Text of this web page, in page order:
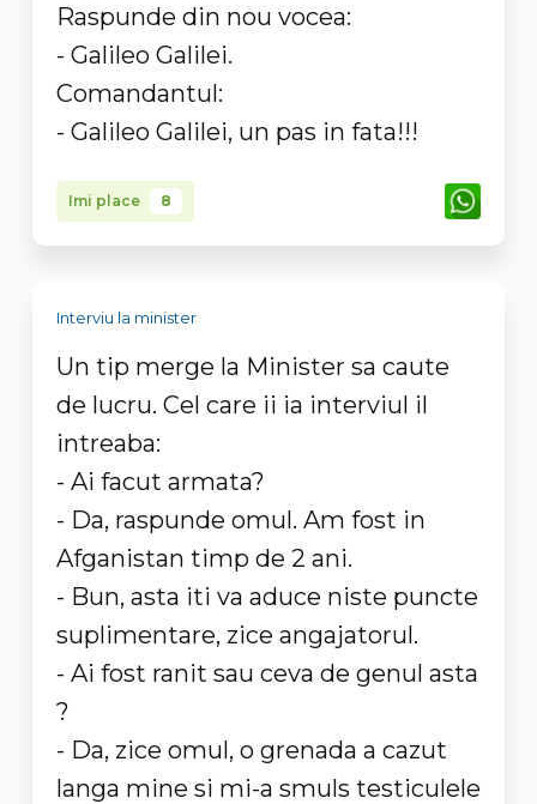
Raspunde din nou vocea:
- Galileo Galilei.
Comandantul:
- Galileo Galilei, un pas in fata!!!
Imi place 8
Interviu la minister
Un tip merge la Minister sa caute
de lucru. Cel care ii ia interviul il
intreaba:
- Ai facut armata?
- Da, raspunde omul. Am fost in
Afganistan timp de 2 ani.
- Bun, asta iti va aduce niste puncte
suplimentare, zice angajatorul.
- Ai fost ranit sau ceva de genul asta
?
- Da, zice omul, o grenada a cazut
langa mine si mi-a smuls testiculele